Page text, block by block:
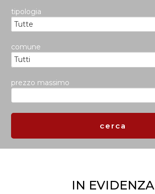
tipologia
comune
prezzo massimo
IN EVIDENZA